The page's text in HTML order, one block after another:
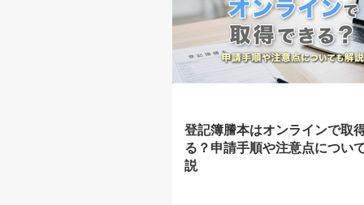
登記簿謄本はオンラインで取
る？申請手順や注意点につい
説